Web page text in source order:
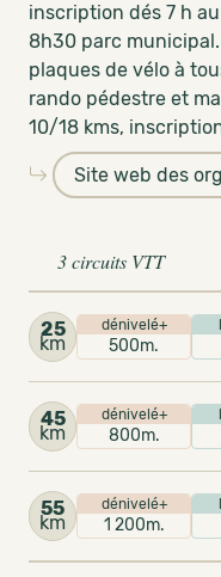
inscription dés 7 h
8h30 parc municipal.
plaques de vélo à
rando pédestre et
10/18 kms,
Site web des
3 circuits VTT
25
km
dénivelé+
500m.
45
km
dénivelé+
800m.
55
km
dénivelé+
1 200m.